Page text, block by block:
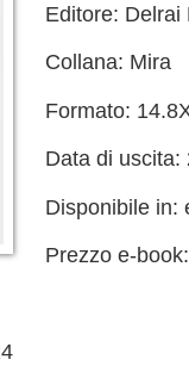
Editore: Delrai
Collana: Mira
Formato:
Data di uscita:
Disponibile in:
Prezzo e-